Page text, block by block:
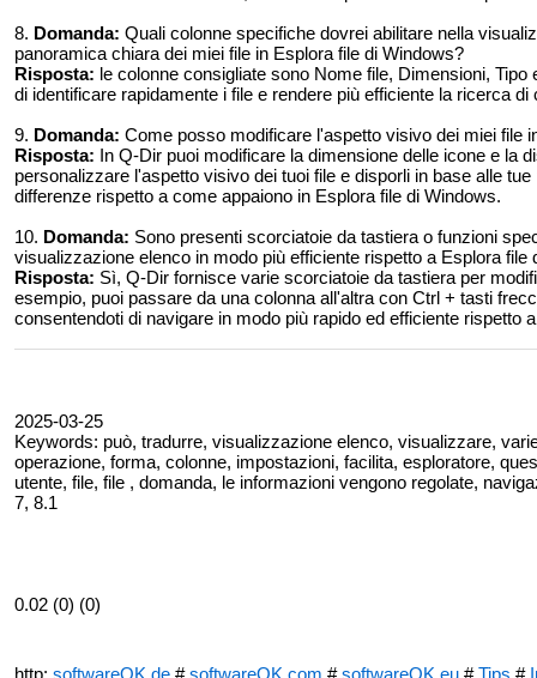
8. Domanda: Quali colonne specifiche dovrei abilitare nella
panoramica chiara dei miei file in Esplora file di Windows?
Risposta: le colonne consigliate sono Nome file, Dimensioni,
di identificare rapidamente i file e rendere più efficiente la ricerca
9. Domanda: Come posso modificare l'aspetto visivo dei miei file
Risposta: In Q-Dir puoi modificare la dimensione delle icone e la
personalizzare l'aspetto visivo dei tuoi file e disporli in base alle
differenze rispetto a come appaiono in Esplora file di Windows.
10. Domanda: Sono presenti scorciatoie da tastiera o funzioni
visualizzazione elenco in modo più efficiente rispetto a Esplora file
Risposta: Sì, Q-Dir fornisce varie scorciatoie da tastiera per
esempio, puoi passare da una colonna all'altra con Ctrl + tasti
consentendoti di navigare in modo più rapido ed efficiente rispetto
2025-03-25
Keywords: può, tradurre, visualizzazione elenco, visualizzare,
operazione, forma, colonne, impostazioni, facilita, esploratore,
utente, file, file , domanda, le informazioni vengono regolate,
7, 8.1
0.02 (0) (0)
http: softwareOK.de #softwareOK.com #softwareOK.eu #Tips #